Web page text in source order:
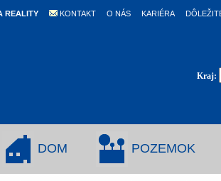
REALITY KONTAKT O NÁS KARIÉRA
Kraj:
DOM POZEMOK